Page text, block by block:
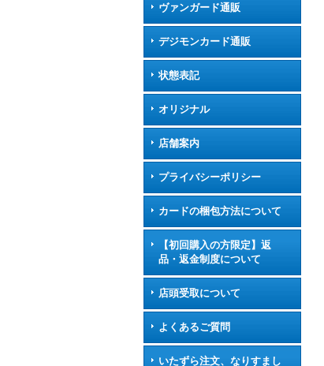
ヴァンガード通販
デジモンカード通販
状態表記
オリジナル
店舗案内
プライバシーポリシー
カードの梱包方法について
【初回購入の方限定】返
品・返金制度について
店頭受取について
よくあるご質問
いたずら注文、なりすまし